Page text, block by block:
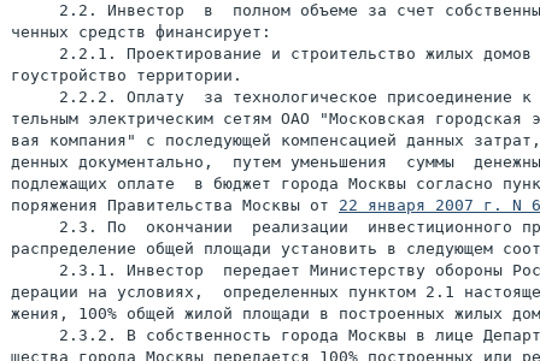
2.2. Инвестор  в  полном объеме за счет
ченных средств финансирует:
2.2.1. Проектирование и строительство жилых домов
гоустройство территории.
2.2.2. Оплату  за технологическое присоединение к
тельным электрическим сетям ОАО "Московская городская
вая компания" с последующей компенсацией данных
денных документально,  путем уменьшения  суммы
подлежащих оплате  в бюджет города Москвы согласно
поряжения Правительства Москвы от 22 января 2007 г. N
2.3. По  окончании  реализации  инвестиционного
распределение общей площади установить в следующем
2.3.1. Инвестор  передает Министерству обороны
дерации на условиях,  определенных пунктом 2.1
жения, 100% общей жилой площади в построенных жилых
2.3.2. В собственность города Москвы в лице
щества города Москвы передается 100% построенных или